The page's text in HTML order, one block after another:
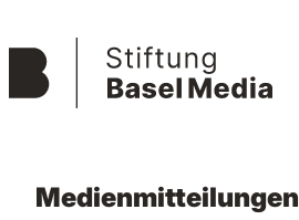
Medienmitteilungen